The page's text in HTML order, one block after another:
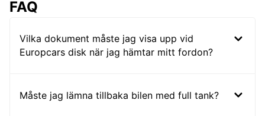
FAQ
Vilka dokument måste jag visa upp vid
Europcars disk när jag hämtar mitt fordon?
Måste jag lämna tillbaka bilen med full tank?